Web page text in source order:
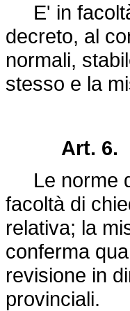
E' in facoltà
decreto, al
normali,
stesso e la
Art. 6.
Le norme
facoltà di
relativa; la
conferma
revisione in
provinciali.